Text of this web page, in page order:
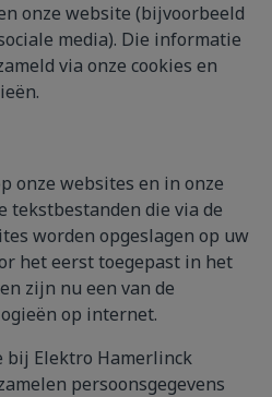
onze website (bijvoorbeeld
media). Die informatie
via onze cookies en
onze websites en in onze
tekstbestanden die via de
worden opgeslagen op uw
het eerst toegepast in het
zijn nu een van de
op internet.
bij Elektro Hamerlinck
persoonsgegevens